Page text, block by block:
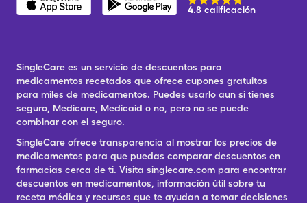
4.8 calificación
SingleCare es un servicio de descuentos para
medicamentos recetados que ofrece cupones gratuitos
para miles de medicamentos. Puedes usarlo aun si tienes
seguro, Medicare, Medicaid o no, pero no se puede
combinar con el seguro.
SingleCare ofrece transparencia al mostrar los precios de
medicamentos para que puedas comparar descuentos en
farmacias cerca de ti. Visita singlecare.com para encontrar
descuentos en medicamentos, información útil sobre tu
receta médica y recursos que te ayudan a tomar decisiones